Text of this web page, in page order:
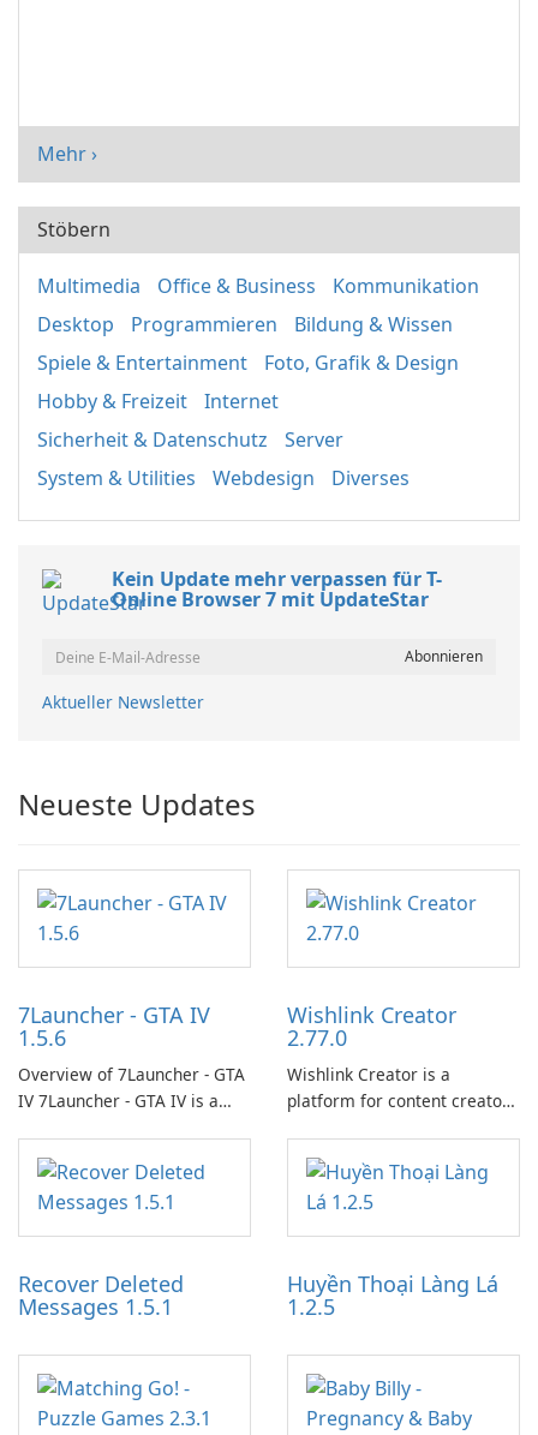
Mehr ›
Stöbern
Multimedia Office & Business
Kommunikation
Desktop
Programmieren
Bildung & Wissen
Spiele & Entertainment
Foto, Grafik & Design
Hobby & Freizeit
Internet
Sicherheit & Datenschutz
Server
System & Utilities
Webdesign Diverses
Kein Update mehr verpassen für T-
Online Browser 7 mit UpdateStar
Aktueller Newsletter
Neueste Updates
7Launcher - GTA IV
1.5.6
Overview of 7Launcher - GTA
IV 7Launcher - GTA IV is a
application designed to
optimize the gaming
experience for Grand Theft
Auto IV.
Wishlink Creator
2.77.0
Wishlink Creator is a
platform for content creators
work through built-in brand
partnerships and integrated
tools for content distribution
and audience engagement.
Recover Deleted
Messages 1.5.1
Huyền Thoại Làng Lá
1.2.5